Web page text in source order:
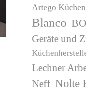
Artego Küchen
Blanco
Geräte und
Lechner
Neff Nolte